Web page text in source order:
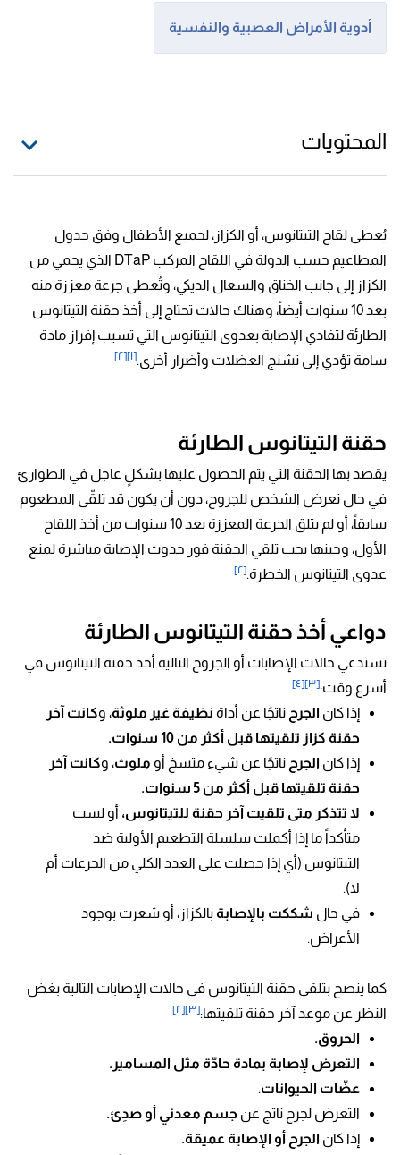
أدوية الأمراض العصبية والنفسية
المحتويات
يُعطى لقاح التيتانوس، أو الكزاز، لجميع الأطفال وفق جدول
المطاعيم حسب الدولة في اللقاح المركب DTaP الذي يحمي من
الكزاز إلى جانب الخناق والسعال الديكي، وتُعطى جرعة معززة منه
بعد 10 سنوات أيضاً
، وهناك حالات تحتاج إلى أخذ حقنة التيتانوس
الطارئة لتفادي الإصابة بعدوى التيتانوس التي تسبب إفراز مادة
سامة تؤدي إلى تشنج العضلات وأضرار أخرى.[١] [٢]
حقنة التيتانوس الطارئة
يقصد بها الحقنة التي يتم الحصول عليها بشكلٍ عاجل في الطوارئ
في حال تعرض الشخص للجروح، دون أن يكون قد تلقّى المطعوم
سابقاً، أو لم يتلق الجرعة المعززة بعد 10 سنوات من أخذ اللقاح
الأول، وحينها يجب تلقي الحقنة فور حدوث الإصابة مباشرة لمنع
عدوى التيتانوس الخطرة.[٢]
دواعي أخذ حقنة التيتانوس الطارئة
تستدعي حالات الإصابات أو الجروح التالية أخذ حقنة التيتانوس في
أسرع وقت:[٣] [٤]
إذا كان الجرح ناتجًا عن أداة نظيفة غير ملوثة، وكانت آخر
حقنة كزاز تلقيتها قبل أكثر من 10 سنوات.
إذا كان الجرح ناتجًا عن شيء متسخ أو ملوث، وكانت آخر
حقنة تلقيتها قبل أكثر من 5 سنوات.
لا تتذكر متى تلقيت آخر حقنة للتيتانوس، أو لست
متأكداً ما إذا أكملت سلسلة التطعيم الأولية ضد
التيتانوس (أي إذا حصلت على العدد الكلي من الجرعات أم
لا).
في حال شككت بالإصابةبالكزاز، أو شعرت بوجود
الأعراض.
كما ينصح بتلقي حقنة التيتانوس في حالات الإصابات التالية بغض
النظر عن موعد آخر حقنة تلقيتها:[٣] [٢]
الحروق.
التعرض لإصابة بمادة حادّة مثل المسامير.
عضّات الحيوانات.
التعرض لجرح ناتج عن جسم معدني أو صدِئ.
إذا كان الجرح أو الإصابة عميقة.